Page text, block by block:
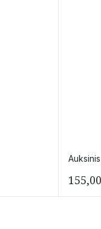
155,00